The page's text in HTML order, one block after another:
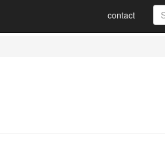
contact